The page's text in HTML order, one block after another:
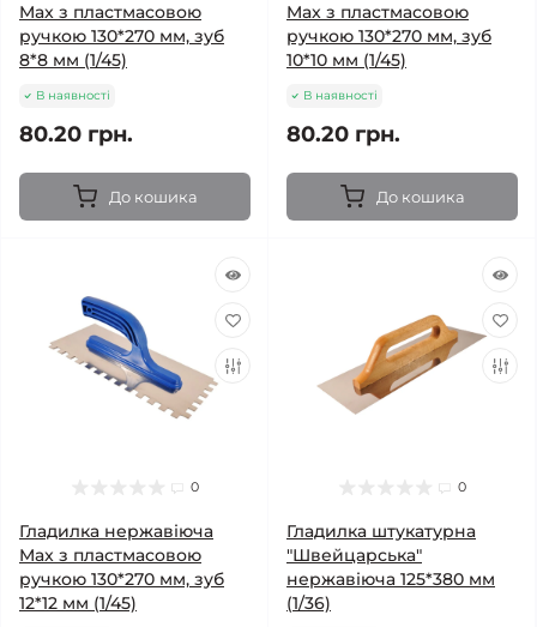
Max з пластмасовою
ручкою 130*270 мм, зуб
8*8 мм (1/45)
В наявності
80.20 грн.
До кошика
Max з пластмасовою
ручкою 130*270 мм, зуб
10*10 мм (1/45)
В наявності
80.20 грн.
До кошика
0
Гладилка нержавіюча
Max з пластмасовою
ручкою 130*270 мм, зуб
12*12 мм (1/45)
0
Гладилка штукатурна
"Швейцарська"
нержавіюча 125*380 мм
(1/36)